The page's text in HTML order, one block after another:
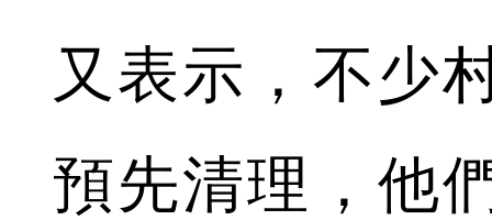
又表示，不少
預先清理，他